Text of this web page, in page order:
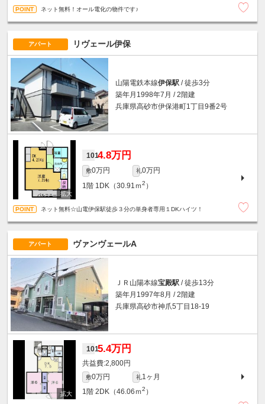
ネット無料！オール電化の物件です♪
アパート リヴェール伊保
山陽電鉄本線伊保駅 / 徒歩3分
築年月1998年7月 / 2階建
兵庫県高砂市伊保港町1丁目9番2号
1014.8万円
敷0万円 礼0万円
1階 1DK（30.91ｍ2 ）
ネット無料☆山電伊保駅徒歩３分の単身者専用１DKハイツ！
アパート ヴァンヴェールA
ＪＲ山陽本線宝殿駅 / 徒歩13分
築年月1997年8月 / 2階建
兵庫県高砂市神爪5丁目18-19
1015.4万円
2,800円
敷0万円 礼1ヶ月
1階 2DK（46.06ｍ2 ）